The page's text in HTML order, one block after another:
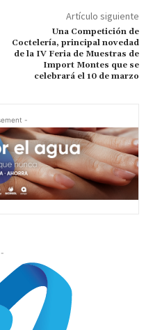
Artículo siguiente
Una Competición de
Coctelería, principal novedad
de la IV Feria de Muestras de
Import Montes que se
celebrará el 10 de marzo
-